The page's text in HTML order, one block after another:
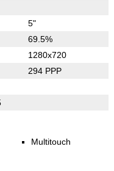
5"
69.5%
1280x720
294 PPP
Multitouch